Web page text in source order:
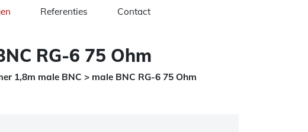
Referenties Contact
RG-6 75 Ohm
1,8m male BNC > male BNC RG-6 75 Ohm